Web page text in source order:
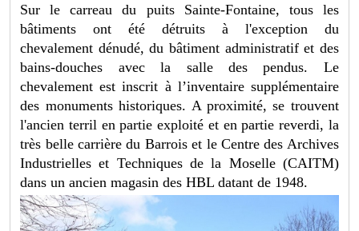
Sur le carreau du puits Sainte-Fontaine, tous les
bâtiments ont été détruits à l'exception du
chevalement dénudé, du bâtiment administratif et des
bains-douches avec la salle des pendus. Le
chevalement est inscrit à l’inventaire supplémentaire
des monuments historiques. A proximité, se trouvent
l'ancien terril en partie exploité et en partie reverdi, la
très belle carrière du Barrois et le Centre des Archives
Industrielles et Techniques de la Moselle (CAITM)
dans un ancien magasin des HBL datant de 1948.